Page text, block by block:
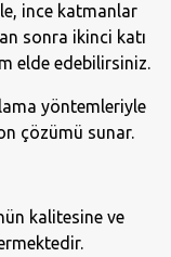
ince katmanlar
sonra ikinci katı
elde edebilirsiniz.
yöntemleriyle
çözümü sunar.
kalitesine ve